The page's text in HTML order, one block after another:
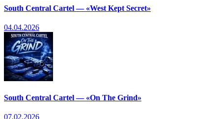
South Central Cartel — «West Kept Secret»
04.04.2026
South Central Cartel — «On The Grind»
07.02.2026